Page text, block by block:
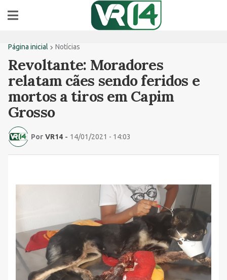
Página inicial Notícias
Revoltante: Moradores
relatam cães sendo feridos e
mortos a tiros em Capim
Grosso
Por VR14 - 14/01/2021 - 14:03